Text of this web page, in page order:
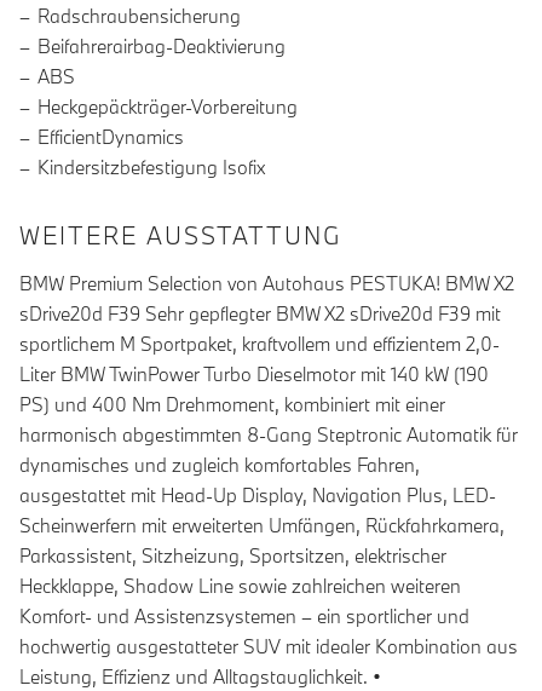
Radschraubensicherung
Beifahrerairbag-Deaktivierung
ABS
Heckgepäckträger-Vorbereitung
EfficientDynamics
Kindersitzbefestigung Isofix
WEITERE AUSSTATTUNG
BMW Premium Selection von Autohaus PESTUKA! BMW X2
sDrive20d F39 Sehr gepflegter BMW X2 sDrive20d F39 mit
sportlichem M Sportpaket, kraftvollem und effizientem 2,0-
Liter BMW TwinPower Turbo Dieselmotor mit 140 kW (190
PS) und 400 Nm Drehmoment, kombiniert mit einer
harmonisch abgestimmten 8-Gang Steptronic Automatik für
dynamisches und zugleich komfortables Fahren,
ausgestattet mit Head-Up Display, Navigation Plus, LED-
Scheinwerfern mit erweiterten Umfängen, Rückfahrkamera,
Parkassistent, Sitzheizung, Sportsitzen, elektrischer
Heckklappe, Shadow Line sowie zahlreichen weiteren
Komfort- und Assistenzsystemen – ein sportlicher und
hochwertig ausgestatteter SUV mit idealer Kombination aus
Leistung, Effizienz und Alltagstauglichkeit. •